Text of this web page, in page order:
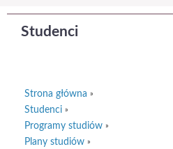
Studenci
Strona główna »
Studenci »
Programy studiów »
Plany studiów »